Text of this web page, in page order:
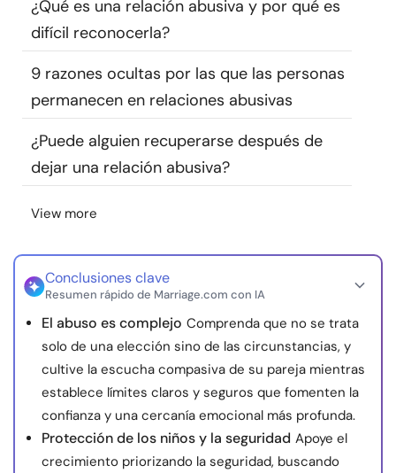
Sobre nosotros Contáctanos Escríbenos
Publicidad con
nosotros
© Copyright 2026. Todos los derechos reservados.
¿Qué es una relación abusiva y por qué es
difícil reconocerla?
9 razones ocultas por las que las personas
permanecen en relaciones abusivas
¿Puede alguien recuperarse después de
dejar una relación abusiva?
View more
Conclusiones clave
Resumen rápido de Marriage.com con IA
El abuso es complejo Comprenda que no se trata
solo de una elección sino de las circunstancias, y
cultive la escucha compasiva de su pareja mientras
establece límites claros y seguros que fomenten la
confianza y una cercanía emocional más profunda.
Protección de los niños y la seguridad Apoye el
crecimiento priorizando la seguridad, buscando